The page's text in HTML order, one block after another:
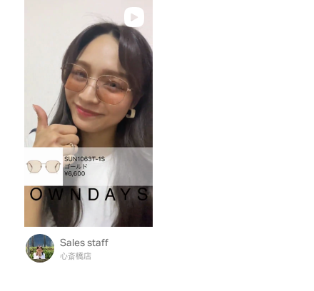
Sales staff
心斎橋店